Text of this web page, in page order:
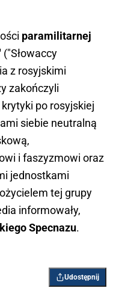
paramilitarnej
("Słowaccy
z rosyjskimi
zakończyli
po rosyjskiej
siebie neutralną
i faszyzmowi oraz
jednostkami
tej grupy
informowały,
Specnazu.
Udostępnij